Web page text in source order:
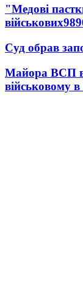
"Медові
військових
Суд обрав
Майора ВСП
військовому